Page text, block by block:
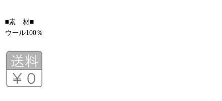
■素 材■
ウール100％